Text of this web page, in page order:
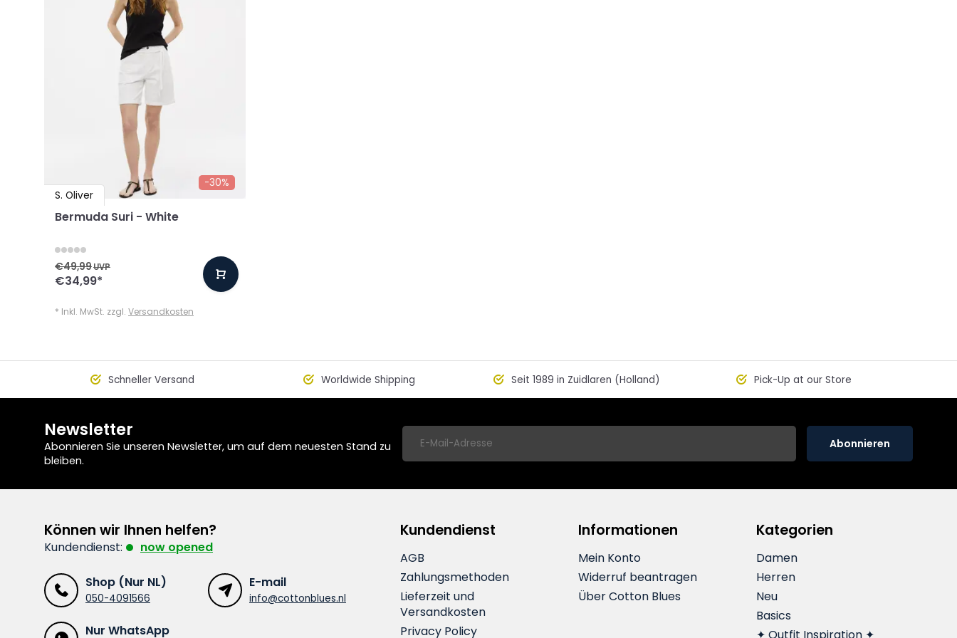
-30%
S. Oliver
Bermuda Suri - White
€49,99UVP
€34,99*
* Inkl. MwSt. zzgl. Versandkosten
Schneller Versand Worldwide Shipping Seit 1989 in Zuidlaren (Holland) Pick-Up at our Store
Newsletter
Abonnieren Sie unseren Newsletter, um auf dem neuesten Stand zu
bleiben.
Abonnieren
Können wir Ihnen helfen?
Kundendienst: now opened
Shop (Nur NL)
050-4091566
E-mail
info@cottonblues.nl
Nur WhatsApp
Kundendienst
AGB
Zahlungsmethoden
Lieferzeit und
Versandkosten
Privacy Policy
Informationen
Mein Konto
Widerruf beantragen
Über Cotton Blues
Kategorien
Damen
Herren
Neu
Basics